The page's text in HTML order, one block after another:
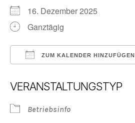
16. Dezember 2025
Ganztägig
ZUM KALENDER HINZUFÜGEN
VERANSTALTUNGSTYP
Betriebsinfo